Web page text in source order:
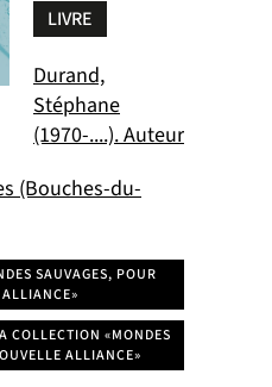
LIVRE
Durand,
Stéphane
(1970-....). Auteur
(Bouches-du-
SAUVAGES, POUR
COLLECTION «MONDES
ALLIANCE»